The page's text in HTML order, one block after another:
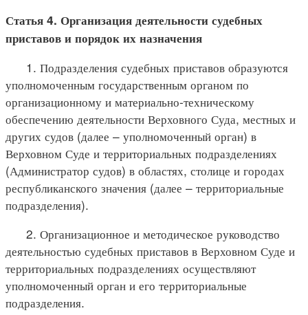
Статья 4. Организация деятельности судебных
приставов и порядок их назначения
1. Подразделения судебных приставов образуются
уполномоченным государственным органом по
организационному и материально-техническому
обеспечению деятельности Верховного Суда, местных и
других судов (далее – уполномоченный орган) в
Верховном Суде и территориальных подразделениях
(Администратор судов) в областях, столице и городах
республиканского значения (далее – территориальные
подразделения).
2. Организационное и методическое руководство
деятельностью судебных приставов в Верховном Суде и
территориальных подразделениях осуществляют
уполномоченный орган и его территориальные
подразделения.